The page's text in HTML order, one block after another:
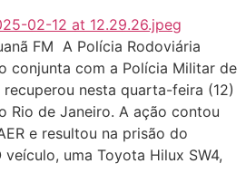
FM A Polícia Rodoviária
conjunta com a Polícia Militar de
nesta quarta-feira (12)
Rio de Janeiro. A ação contou
e resultou na prisão do
uma Toyota Hilux SW4,